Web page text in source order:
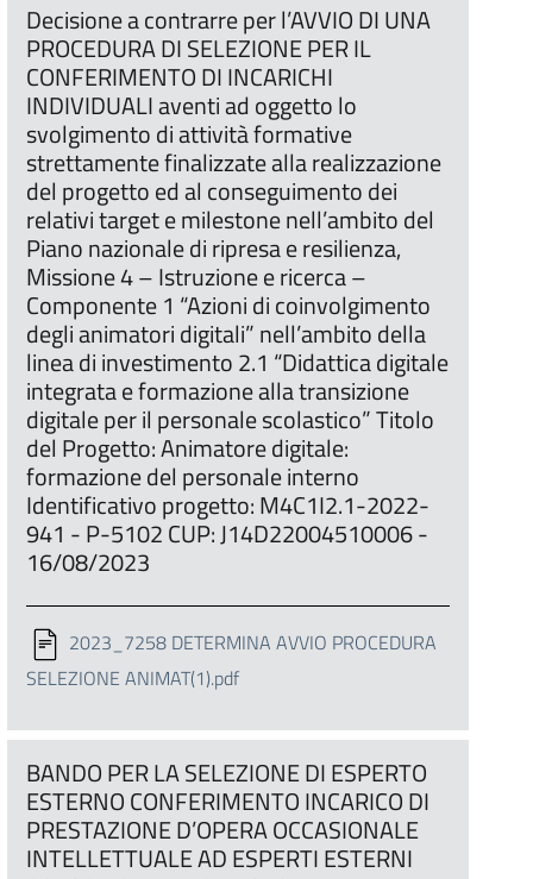
Decisione a contrarre per l’AVVIO DI UNA
PROCEDURA DI SELEZIONE PER IL
CONFERIMENTO DI INCARICHI
INDIVIDUALI aventi ad oggetto lo
svolgimento di attività formative
strettamente finalizzate alla realizzazione
del progetto ed al conseguimento dei
relativi target e milestone nell’ambito del
Piano nazionale di ripresa e resilienza,
Missione 4 – Istruzione e ricerca –
Componente 1 “Azioni di coinvolgimento
degli animatori digitali” nell’ambito della
linea di investimento 2.1 “Didattica digitale
integrata e formazione alla transizione
digitale per il personale scolastico” Titolo
del Progetto: Animatore digitale:
formazione del personale interno
Identificativo progetto: M4C1I2.1-2022-
941 - P-5102 CUP: J14D22004510006 -
16/08/2023
2023_7258 DETERMINA AVVIO PROCEDURA
SELEZIONE ANIMAT(1).pdf
BANDO PER LA SELEZIONE DI ESPERTO
ESTERNO CONFERIMENTO INCARICO DI
PRESTAZIONE D’OPERA OCCASIONALE
INTELLETTUALE AD ESPERTI ESTERNI